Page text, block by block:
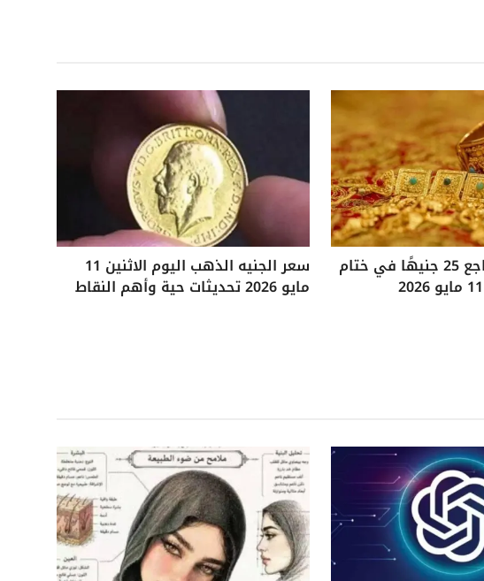
سعر الذهب يتراجع 25 جنيهًا في ختام سعر الجنيه الذهب اليوم الاثنين 11
مايو 2026 تحديثات حية وأهم النقاط